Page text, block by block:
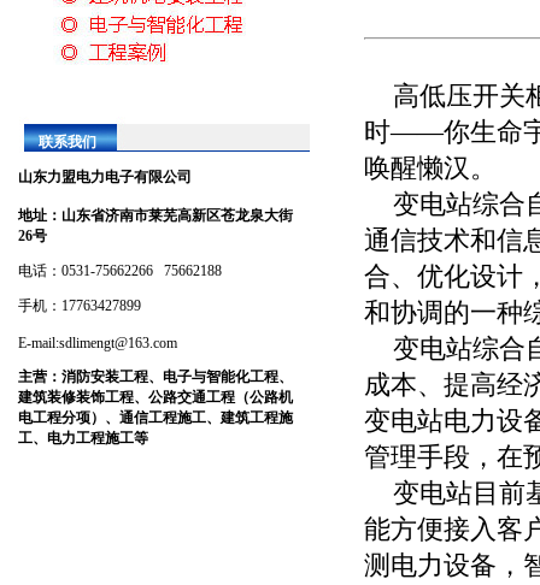
联系我们
山东力盟电力电子有限公司
地址： 山东省济南市莱芜高新区苍龙泉大街
26号
电话：0531-75662266 75662188
手机：17763427899
E-mail:sdlimengt@163.com
主营： 消防安装工程、电子与智能化工程、
建筑装修装饰工程、公路交通工程（公路机
电工程分项）、通信工程施工、建筑工程施
工、电力工程施工等
高低压开关
时——你生命
唤醒懒汉。
变电站综合
通信技术和信
合、优化设计
和协调的一种
变电站综合
成本、提高经
变电站电力设
管理手段，在
变电站目前
能方便接入客
测电力设备，